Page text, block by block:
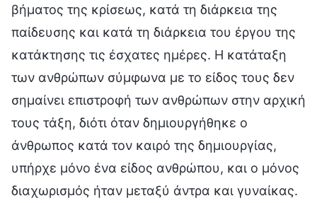
βήματος της κρίσεως, κατά τη διάρκεια της
παίδευσης και κατά τη διάρκεια του έργου της
κατάκτησης τις έσχατες ημέρες. Η κατάταξη
των ανθρώπων σύμφωνα με το είδος τους δεν
σημαίνει επιστροφή των ανθρώπων στην αρχική
τους τάξη, διότι όταν δημιουργήθηκε ο
άνθρωπος κατά τον καιρό της δημιουργίας,
υπήρχε μόνο ένα είδος ανθρώπου, και ο μόνος
διαχωρισμός ήταν μεταξύ άντρα και γυναίκας.